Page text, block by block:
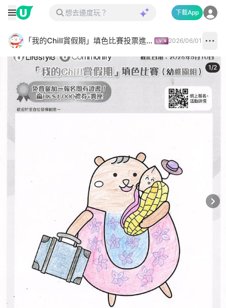
下載App
「我的Chill賞假期」填色比賽投票進行中✅ 2026/06/01
1/2